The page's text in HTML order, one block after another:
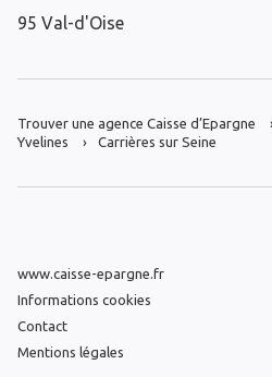
95 Val-d'Oise
Trouver une agence Caisse d’Epargne
Yvelines
Carrières sur Seine
www.caisse-epargne.fr
Informations cookies
Contact
Mentions légales